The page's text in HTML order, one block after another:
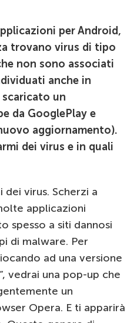
per Android,
trovano virus di tipo
non sono associati
anche in
un
da GooglePlay e
aggiornamento).
dei virus e in quali
virus. Scherzi a
applicazioni
spesso a siti dannosi
di malware. Per
ad una versione
vedrai una pop-up che
un
Opera. E ti apparirà